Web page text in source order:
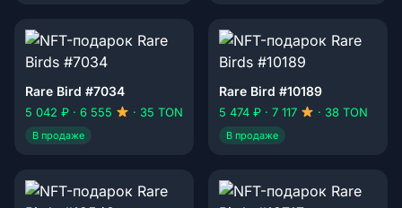
Rare Bird #7034
5 042 ₽ · 6 555 · 35 TON
В продаже
Rare Bird #10189
5 474 ₽ · 7 117 · 38 TON
В продаже